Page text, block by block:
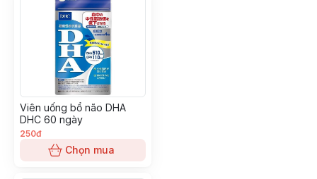
Viên uống bổ não DHA
DHC 60 ngày
250đ
Chọn mua